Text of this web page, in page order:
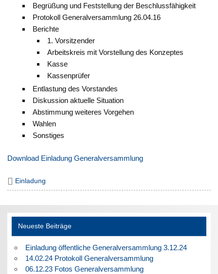
Begrüßung und Feststellung der Beschlussfähigkeit
Protokoll Generalversammlung 26.04.16
Berichte
1. Vorsitzender
Arbeitskreis mit Vorstellung des Konzeptes
Kasse
Kassenprüfer
Entlastung des Vorstandes
Diskussion aktuelle Situation
Abstimmung weiteres Vorgehen
Wahlen
Sonstiges
Download Einladung Generalversammlung
Einladung
Neueste Beiträge
Einladung öffentliche Generalversammlung 3.12.24
14.02.24 Protokoll Generalversammlung
06.12.23 Fotos Generalversammlung